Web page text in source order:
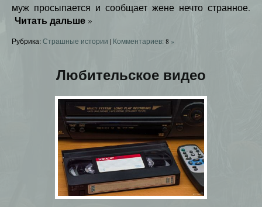
муж просыпается и сообщает жене нечто странное.
Читать дальше »
Рубрика:Страшные истории | Комментариев: 8 »
Любительское видео